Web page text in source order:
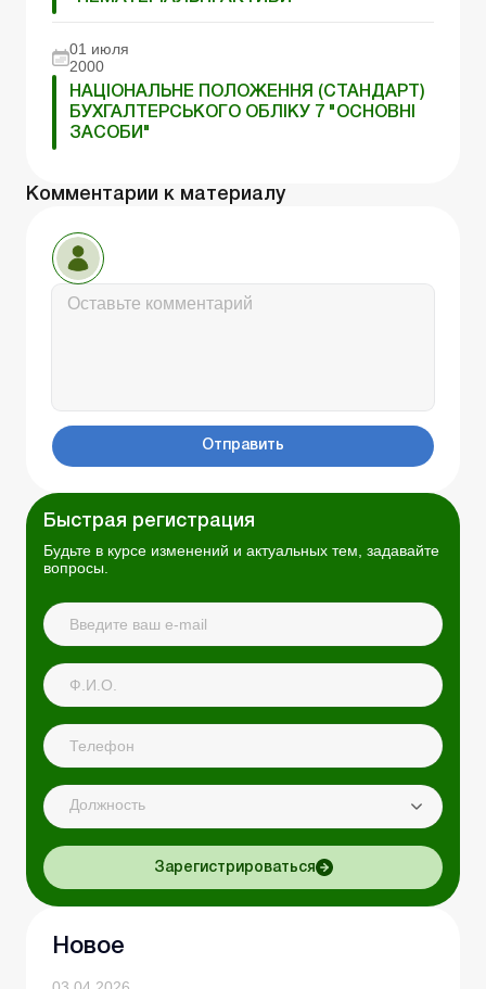
01 июля
2000
НАЦІОНАЛЬНЕ ПОЛОЖЕННЯ (СТАНДАРТ)
БУХГАЛТЕРСЬКОГО ОБЛІКУ 7 "ОСНОВНІ
ЗАСОБИ"
Комментарии к материалу
Отправить
Быстрая регистрация
Будьте в курсе изменений и актуальных тем, задавайте
вопросы.
Должность
Зарегистрироваться
Новое